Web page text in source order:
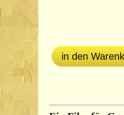
in den